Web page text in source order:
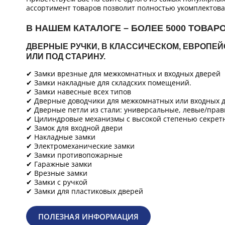
ассортимент товаров позволит полностью
В НАШЕМ КАТАЛОГЕ – БОЛЕЕ 5000
ДВЕРНЫЕ РУЧКИ, В КЛАССИЧЕСКОМ,
ИЛИ ПОД СТАРИНУ.
✔ Замки врезные для межкомнатных и входных дверей
✔ Замки накладные для складских помещений.
✔ Замки навесные всех типов
✔ Дверные доводчики для межкомнатных или входных
✔ Дверные петли из стали: универсальные, левые/
✔ Цилиндровые механизмы с высокой степенью
✔ Замок для входной двери
✔ Накладные замки
✔ Электромеханические замки
✔ Замки противопожарные
✔ Гаражные замки
✔ Врезные замки
✔ Замки с ручкой
✔ Замки для пластиковых дверей
ПОЛЕЗНАЯ ИНФОРМАЦИЯ